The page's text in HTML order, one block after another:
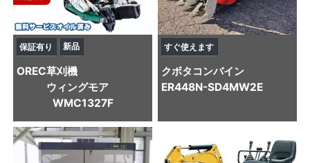
保証有り 新品
OREC草刈機
ウィングモア
WMC1327F
すぐ使えます
クボタ コンバイン
ER448N-SD4MW2E